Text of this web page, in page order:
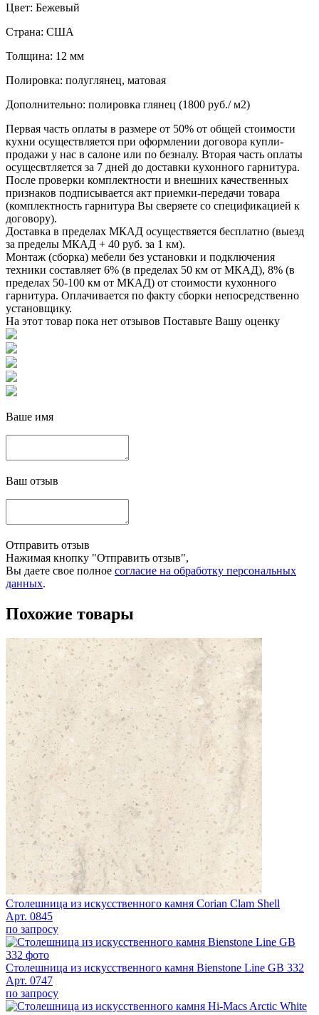
Цвет: Бежевый
Страна: США
Толщина: 12 мм
Полировка: полуглянец, матовая
Дополнительно: полировка глянец (1800 руб./ м2)
Первая часть оплаты в размере от 50% от общей стоимости
кухни осуществляется при оформлении договора купли-
продажи у нас в салоне или по безналу. Вторая часть оплаты
осущесвтляется за 7 дней до доставки кухонного гарнитура.
После проверки комплектности и внешних качественных
признаков подписывается акт приемки-передачи товара
(комплектность гарнитура Вы сверяете со спецификацией к
договору).
Доставка в пределах МКАД осуществяется бесплатно (выезд
за пределы МКАД + 40 руб. за 1 км).
Монтаж (сборка) мебели без установки и подключения
техники составляет 6% (в пределах 50 км от МКАД), 8% (в
пределах 50-100 км от МКАД) от стоимости кухонного
гарнитура. Оплачивается по факту сборки непосредственно
установщику.
На этот товар пока нет отзывов Поставьте Вашу оценку
Ваше имя
Ваш отзыв
Отправить отзыв
Нажимая кнопку "Отправить отзыв",
Вы даете свое полное согласие на обработку персональных
данных.
Похожие товары
Столешница из искусственного камня Corian Clam Shell
Арт. 0845
по запросу
Столешница из искусственного камня Bienstone Line GB 332
Арт. 0747
по запросу